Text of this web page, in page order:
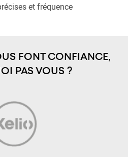
et fréquence
FONT CONFIANCE,
PAS VOUS ?